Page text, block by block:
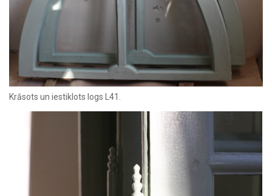
Krāsots un iestiklots logs L41.‍